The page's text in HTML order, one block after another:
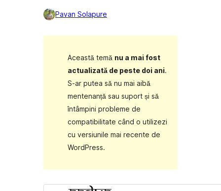
Pavan Solapure
Această temă nu a mai fost
actualizată de peste doi ani.
S-ar putea să nu mai aibă
mentenanță sau suport și să
întâmpini probleme de
compatibilitate când o utilizezi
cu versiunile mai recente de
WordPress.